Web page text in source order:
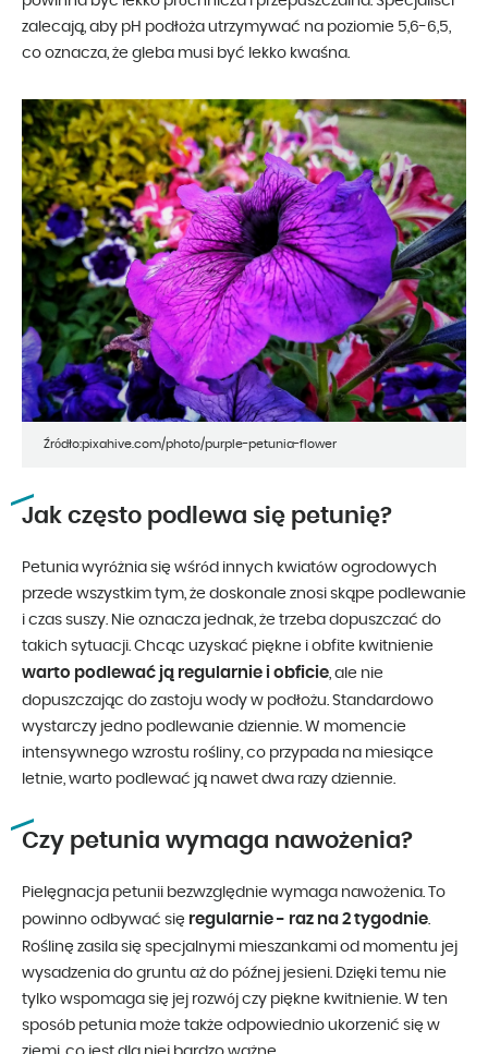
zalecają, aby pH podłoża utrzymywać na poziomie 5,6-6,5,
co oznacza, że gleba musi być lekko kwaśna.
Źródło:pixahive.com/photo/purple-petunia-flower
Jak często podlewa się petunię?
Petunia wyróżnia się wśród innych kwiatów ogrodowych
przede wszystkim tym, że doskonale znosi skąpe podlewanie
i czas suszy. Nie oznacza jednak, że trzeba dopuszczać do
takich sytuacji. Chcąc uzyskać piękne i obfite kwitnienie
warto podlewać ją regularnie i obficie , ale nie
dopuszczając do zastoju wody w podłożu. Standardowo
wystarczy jedno podlewanie dziennie. W momencie
intensywnego wzrostu rośliny, co przypada na miesiące
letnie, warto podlewać ją nawet dwa razy dziennie.
Czy petunia wymaga nawożenia?
Pielęgnacja petunii bezwzględnie wymaga nawożenia. To
powinno odbywać się regularnie - raz na 2 tygodnie
Roślinę zasila się specjalnymi mieszankami od momentu jej
wysadzenia do gruntu aż do późnej jesieni. Dzięki temu nie
tylko wspomaga się jej rozwój czy piękne kwitnienie. W ten
sposób petunia może także odpowiednio ukorzenić się w